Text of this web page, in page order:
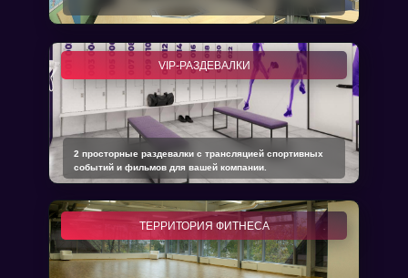
VIP-РАЗДЕВАЛКИ
ТЕРРИТОРИЯ ФИТНЕСА
2 просторные раздевалки с трансляцией спортивных
событий и фильмов для вашей компании.